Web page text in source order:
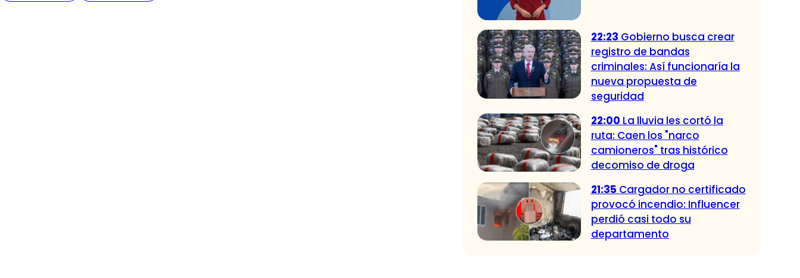
22:23 Gobierno busca crear
registro de bandas
criminales: Así funcionaría la
nueva propuesta de
seguridad
22:00 La lluvia les cortó la
ruta: Caen los "narco
camioneros" tras histórico
decomiso de droga
21:35 Cargador no certificado
provocó incendio: Influencer
perdió casi todo su
departamento